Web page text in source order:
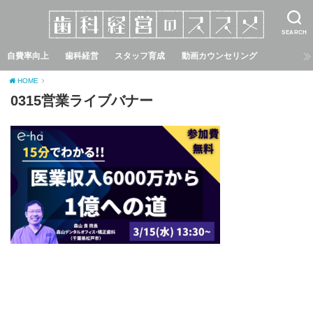
SEARCH
自費率向上 歯科経営 スタッフ育成 動画カウンセリング
HOME
0315営業ライブバナー